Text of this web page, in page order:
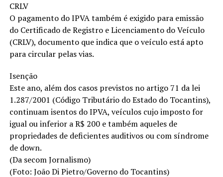
CRLV
O pagamento do IPVA também é exigido para emissão
do Certificado de Registro e Licenciamento do Veículo
(CRLV), documento que indica que o veículo está apto
para circular pelas vias.
Isenção
Este ano, além dos casos previstos no artigo 71 da lei
1.287/2001 (Código Tributário do Estado do Tocantins),
continuam isentos do IPVA, veículos cujo imposto for
igual ou inferior a R$ 200 e também aqueles de
propriedades de deficientes auditivos ou com síndrome
de down.
(Da secom Jornalismo)
(Foto: João Di Pietro/Governo do Tocantins)